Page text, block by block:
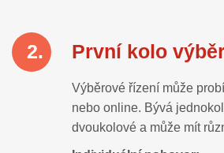
První kolo
Výběrové řízení může
nebo online. Bývá
dvoukolové a může mít